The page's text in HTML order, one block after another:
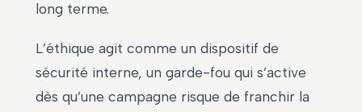
long terme.
L’éthique agit comme un dispositif de
sécurité interne, un garde-fou qui s’active
dès qu’une campagne risque de franchir la